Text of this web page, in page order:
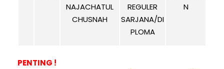
NAJACHATUL
CHUSNAH
REGULER
SARJANA/DI
PLOMA
N
PENTING !